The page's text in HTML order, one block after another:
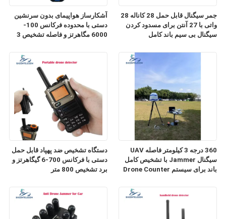
آشکارساز هواپیمای بدون سرنشین
دستی با محدوده فرکانس 100-
6000 مگاهرتز و فاصله تشخیص 3
جمر سیگنال قابل حمل 28 کاناله 28
واتی با 27 آنتن برای مسدود کردن
سیگنال بی سیم باند کامل
دستگاه تشخیص ضد پهپاد قابل حمل
دستی با فرکانس 700-6 گیگاهرتز و
برد تشخیص 800 متر
360 درجه 3 کیلومتر فاصله UAV
سیگنال Jammer با تشخیص کامل
باند برای سیستم Drone Counter